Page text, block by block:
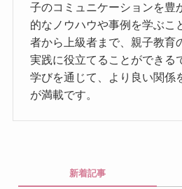
子のコミュニケーションを豊
的なノウハウや事例を学ぶこ
者から上級者まで、親子教育
実践に役立てることができる
学びを通じて、より良い関係
が満載です。
新着記事